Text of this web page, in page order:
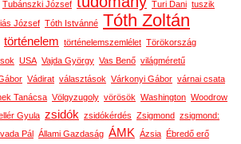
Tubánszki József Turi Dani tuszik
József Tóth Istvánné Tóth Zoltán
történelem történelemszemlélet Törökország
USA Vajda György Vas Benő világméretű
Vádirat választások Várkonyi Gábor várnai csata
Tanácsa Völgyzugoly vörösök Washington Woodrow
Gyula zsidók zsidókérdés Zsigmond zsigmond:
Pál Állami Gazdaság ÁMK Ázsia Ébredő erő